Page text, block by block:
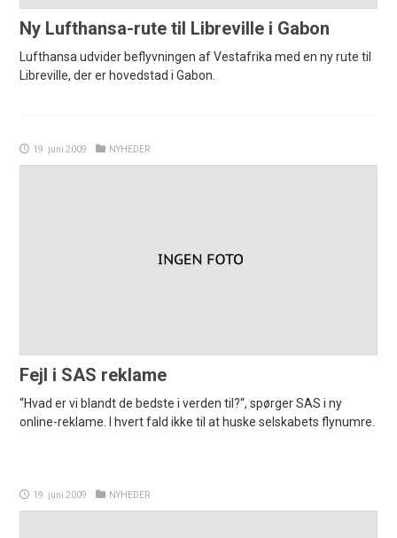
Ny Lufthansa-rute til Libreville i Gabon
Lufthansa udvider beflyvningen af Vestafrika med en ny rute til
Libreville, der er hovedstad i Gabon.
19. juni 2009 NYHEDER
Fejl i SAS reklame
“Hvad er vi blandt de bedste i verden til?“, spørger SAS i ny
online-reklame. I hvert fald ikke til at huske selskabets flynumre.
19. juni 2009 NYHEDER